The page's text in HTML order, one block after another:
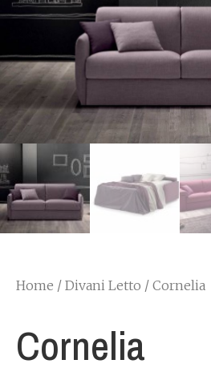
Home / Divani Letto / Cornelia
Cornelia